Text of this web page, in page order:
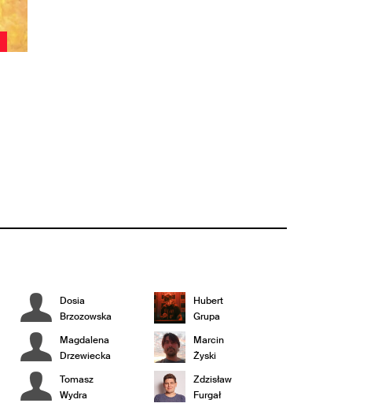
Dosia
Brzozowska
Hubert
Grupa
Magdalena
Drzewiecka
Marcin
Żyski
Tomasz
Wydra
Zdzisław
Furgał